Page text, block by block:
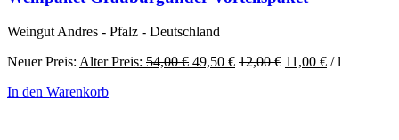
Weingut Andres - Pfalz - Deutschland
Neuer Preis: Alter Preis: 54,00€ Ursprünglicher
49,50 €Aktueller
12,00€ 11,00 € /l
In den Warenkorb